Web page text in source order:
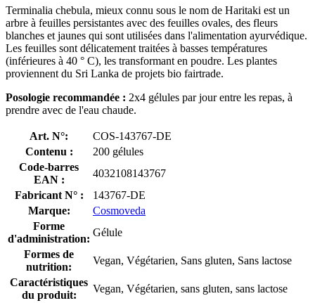
Terminalia chebula, mieux connu sous le nom de Haritaki est un
arbre à feuilles persistantes avec des feuilles ovales, des fleurs
blanches et jaunes qui sont utilisées dans l'alimentation ayurvédique.
Les feuilles sont délicatement traitées à basses températures
(inférieures à 40 ° C), les transformant en poudre. Les plantes
proviennent du Sri Lanka de projets bio fairtrade.
Posologie recommandée : 2x4 gélules par jour entre les repas, à
prendre avec de l'eau chaude.
Art. N°:
COS-143767-DE
Contenu :
200 gélules
Code-barres
EAN :
4032108143767
Fabricant N° :
143767-DE
Marque:
Cosmoveda
Forme
d'administration:
Gélule
Formes de
nutrition:
Vegan, Végétarien, Sans gluten, Sans lactose
Caractéristiques
du produit:
Vegan, Végétarien, sans gluten, sans lactose